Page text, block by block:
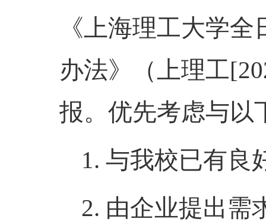
《上海理工大学
办法》（上理工
报。优先考虑与以
1. 与我校已有良
2. 由企业提出需